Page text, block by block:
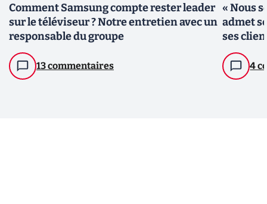
Comment Samsung compte rester leader
sur le téléviseur ? Notre entretien avec un
responsable du groupe
13 commentaires
« Nous
admet
ses
4